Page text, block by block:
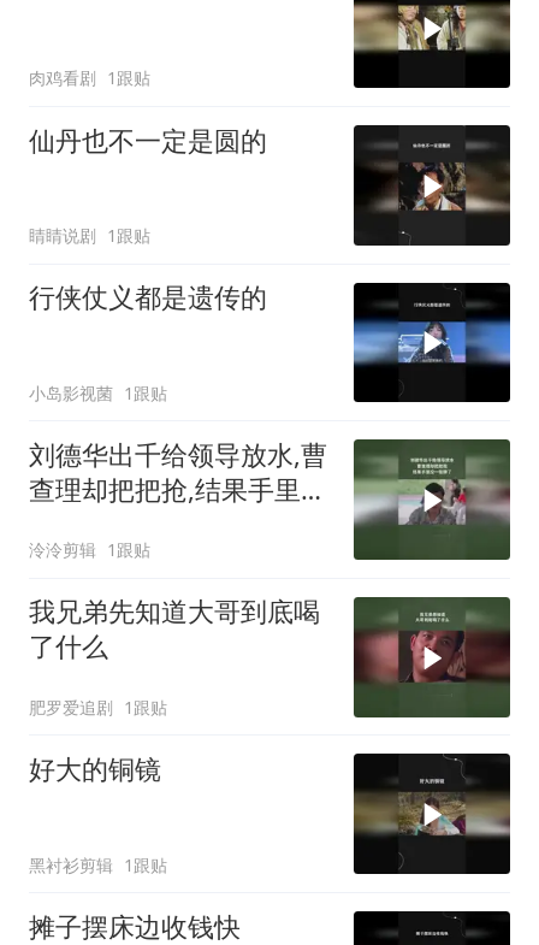
肉鸡看剧 1跟贴
仙丹也不一定是圆的
睛睛说剧 1跟贴
行侠仗义都是遗传的
小岛影视菌 1跟贴
刘德华出千给领导放水,曹
查理却把把抢,结果手里没
泠泠剪辑 1跟贴
我兄弟先知道大哥到底喝
了什么
肥罗爱追剧 1跟贴
好大的铜镜
黑衬衫剪辑 1跟贴
摊子摆床边收钱快